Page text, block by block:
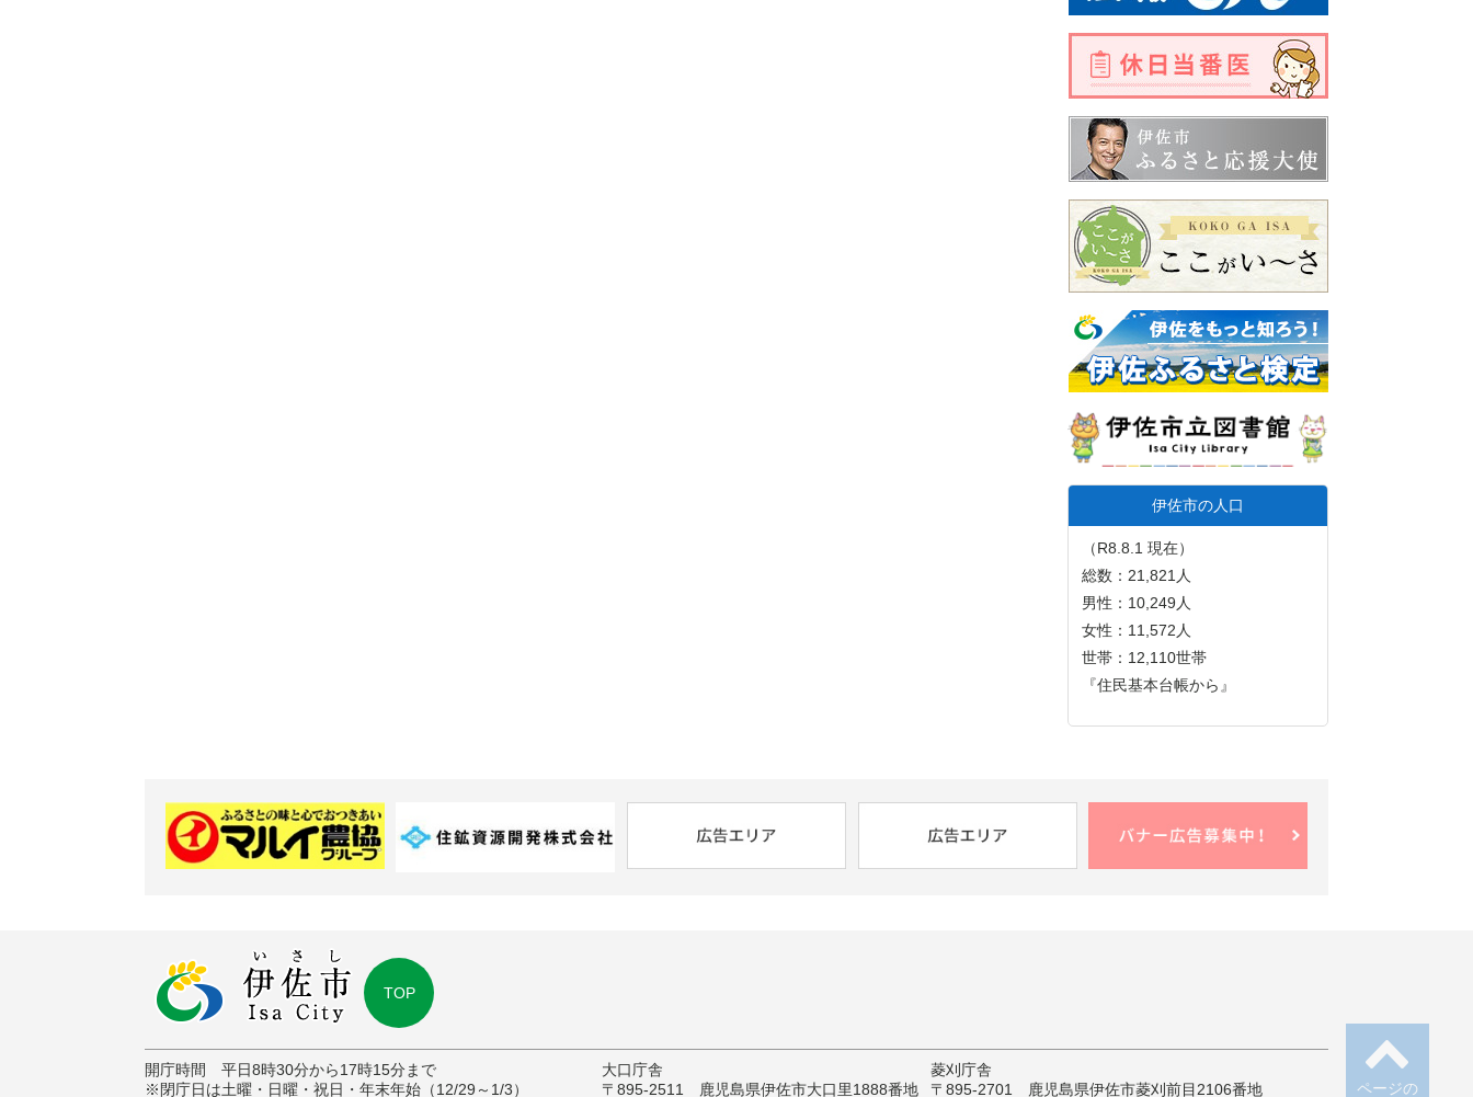
伊佐市の人口
（R8.8.1 現在）
総数：21,821人
男性：10,249人
女性：11,572人
世帯：12,110世帯
『住民基本台帳から』
ページの
TOP
開庁時間 平日8時30分から17時15分まで
※閉庁日は土曜・日曜・祝日・年末年始（12/29～1/3）
大口庁舎
〒895-2511 鹿児島県伊佐市大口里1888番地
菱刈庁舎
〒895-2701 鹿児島県伊佐市菱刈前目2106番地